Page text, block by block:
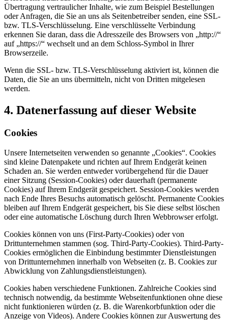
Übertragung vertraulicher Inhalte, wie zum Beispiel Bestellungen
oder Anfragen, die Sie an uns als Seitenbetreiber senden, eine SSL-
bzw. TLS-Verschlüsselung. Eine verschlüsselte Verbindung
erkennen Sie daran, dass die Adresszeile des Browsers von „http://“
auf „https://“ wechselt und an dem Schloss-Symbol in Ihrer
Browserzeile.
Wenn die SSL- bzw. TLS-Verschlüsselung aktiviert ist, können die
Daten, die Sie an uns übermitteln, nicht von Dritten mitgelesen
werden.
4. Datenerfassung auf dieser Website
Cookies
Unsere Internetseiten verwenden so genannte „Cookies“. Cookies
sind kleine Datenpakete und richten auf Ihrem Endgerät keinen
Schaden an. Sie werden entweder vorübergehend für die Dauer
einer Sitzung (Session-Cookies) oder dauerhaft (permanente
Cookies) auf Ihrem Endgerät gespeichert. Session-Cookies werden
nach Ende Ihres Besuchs automatisch gelöscht. Permanente Cookies
bleiben auf Ihrem Endgerät gespeichert, bis Sie diese selbst löschen
oder eine automatische Löschung durch Ihren Webbrowser erfolgt.
Cookies können von uns (First-Party-Cookies) oder von
Drittunternehmen stammen (sog. Third-Party-Cookies). Third-Party-
Cookies ermöglichen die Einbindung bestimmter Dienstleistungen
von Drittunternehmen innerhalb von Webseiten (z. B. Cookies zur
Abwicklung von Zahlungsdienstleistungen).
Cookies haben verschiedene Funktionen. Zahlreiche Cookies sind
technisch notwendig, da bestimmte Webseitenfunktionen ohne diese
nicht funktionieren würden (z. B. die Warenkorbfunktion oder die
Anzeige von Videos). Andere Cookies können zur Auswertung des